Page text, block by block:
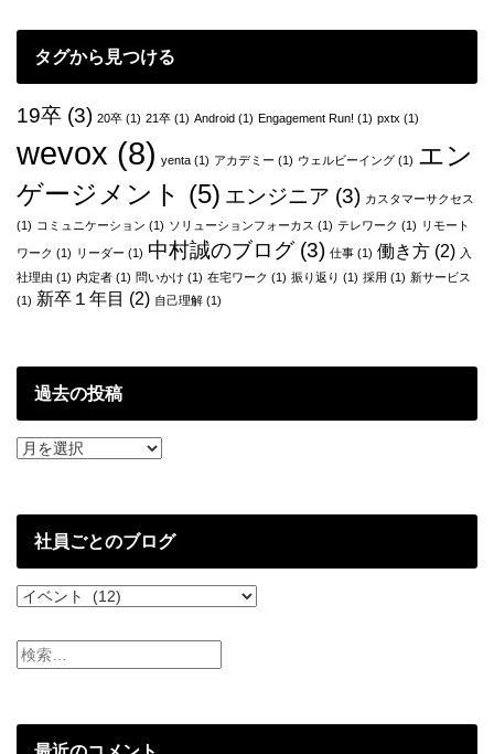
メ
ン
で
ま
る』
発
売
開
ゲ
ー
シ
ョ
ン
タグから見つける
19卒 (3) 20卒 (1) 21卒 (1) Android (1) Engagement Run! (1) pxtx (1)
wevox (8) yenta (1) アカデミー (1) ウェルビーイング (1) エン
ゲージメント (5) エンジニア (3) カスタマーサクセス
(1) コミュニケーション (1) ソリューションフォーカス (1) テレワーク (1) リモート
ワーク (1) リーダー (1) 中村誠のブログ(3) 仕事 (1) 働き方 (2) 入
社理由 (1) 内定者 (1) 問いかけ (1) 在宅ワーク (1) 振り返り (1) 採用 (1) 新サービス
(1) 新卒１年目 (2) 自己理解 (1)
過去の投稿
過
投
社員ごとのブログ
社
ご
と
ロ